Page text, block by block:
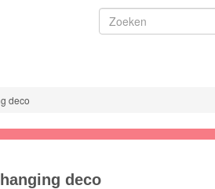
deco
deco